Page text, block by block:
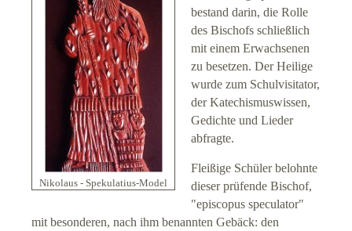
Nikolaus - Spekulatius-Model
bestand darin, die Rolle
des Bischofs schließlich
mit einem Erwachsenen
zu besetzen. Der Heilige
wurde zum Schulvisitator,
der Katechismuswissen,
Gedichte und Lieder
abfragte.
Fleißige Schüler belohnte
dieser prüfende Bischof,
"episcopus speculator"
mit besonderen, nach ihm benannten Gebäck: den